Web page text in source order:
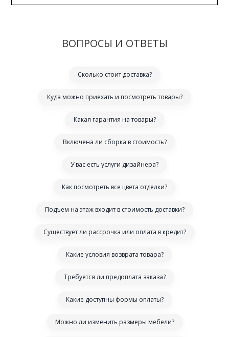
ВОПРОСЫ И ОТВЕТЫ
Сколько стоит доставка?
Куда можно приехать и посмотреть товары?
Какая гарантия на товары?
Включена ли сборка в стоимость?
У вас есть услуги дизайнера?
Как посмотреть все цвета отделки?
Подъем на этаж входит в стоимость доставки?
Существует ли рассрочка или оплата в кредит?
Какие условия возврата товара?
Требуется ли предоплата заказа?
Какие доступны формы оплаты?
Можно ли изменить размеры мебели?